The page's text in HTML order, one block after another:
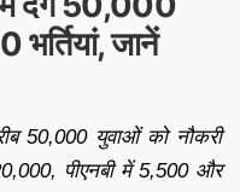
जानें
50,000 युवाओं को नौकरी
पीएनबी में 5,500 और